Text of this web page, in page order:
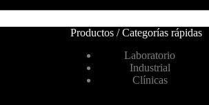
Productos / Categorías rápidas
Laboratorio
Industrial
Clínicas